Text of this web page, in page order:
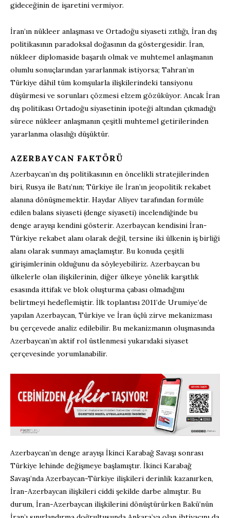
gideceğinin de işaretini vermiyor.
İran’ın nükleer anlaşması ve Ortadoğu siyaseti zıtlığı, İran dış
politikasının paradoksal doğasının da göstergesidir. İran,
nükleer diplomaside başarılı olmak ve muhtemel anlaşmanın
olumlu sonuçlarından yararlanmak istiyorsa; Tahran’ın
Türkiye dâhil tüm komşularla ilişkilerindeki tansiyonu
düşürmesi ve sorunları çözmesi elzem gözüküyor. Ancak İran
dış politikası Ortadoğu siyasetinin ipoteği altından çıkmadığı
sürece nükleer anlaşmanın çeşitli muhtemel getirilerinden
yararlanma olasılığı düşüktür.
AZERBAYCAN FAKTÖRÜ
Azerbaycan’ın dış politikasının en öncelikli stratejilerinden
biri, Rusya ile Batı’nın; Türkiye ile İran’ın jeopolitik rekabet
alanına dönüşmemektir. Haydar Aliyev tarafından formüle
edilen balans siyaseti (denge siyaseti) incelendiğinde bu
denge arayışı kendini gösterir. Azerbaycan kendisini İran-
Türkiye rekabet alanı olarak değil, tersine iki ülkenin iş birliği
alanı olarak sunmayı amaçlamıştır. Bu konuda çeşitli
girişimlerinin olduğunu da söyleyebiliriz. Azerbaycan bu
ülkelerle olan ilişkilerinin, diğer ülkeye yönelik karşıtlık
esasında ittifak ve blok oluşturma çabası olmadığını
belirtmeyi hedeflemiştir. İlk toplantısı 2011’de Urumiye’de
yapılan Azerbaycan, Türkiye ve İran üçlü zirve mekanizması
bu çerçevede analiz edilebilir. Bu mekanizmanın oluşmasında
Azerbaycan’ın aktif rol üstlenmesi yukarıdaki siyaset
çerçevesinde yorumlanabilir.
Azerbaycan’ın denge arayışı İkinci Karabağ Savaşı sonrası
Türkiye lehinde değişmeye başlamıştır. İkinci Karabağ
Savaşı’nda Azerbaycan-Türkiye ilişkileri derinlik kazanırken,
İran-Azerbaycan ilişkileri ciddi şekilde darbe almıştır. Bu
durum, İran-Azerbaycan ilişkilerini dönüştürürken Bakü’nün